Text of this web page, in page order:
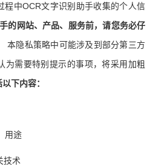
程中OCR文字识别助手收集的个人信
的网站、产品、服务前，请您务必仔
本隐私策略中可能涉及到部分第三方
为需要特别提示的事项，将采用加粗
下内容：
用途
技术